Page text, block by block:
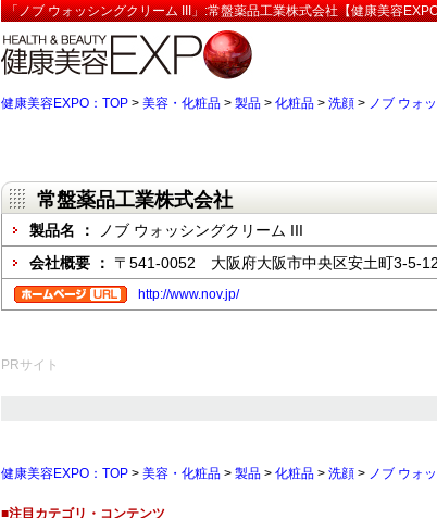
「ノブ ウォッシングクリーム III」:常盤薬品工業株式会社【健康美容
健康美容EXPO：TOP > 美容・化粧品 > 製品 > 化粧品 > 洗顔 > ノブ ウォ
常盤薬品工業株式会社
製品名 ：
ノブ ウォッシングクリーム III
会社概要 ： 〒541-0052 大阪府大阪市中央区安土町3-5-
http://www.nov.jp/
PRサイト
健康美容EXPO：TOP > 美容・化粧品 > 製品 > 化粧品 > 洗顔 > ノブ ウォ
■注目カテゴリ・コンテンツ